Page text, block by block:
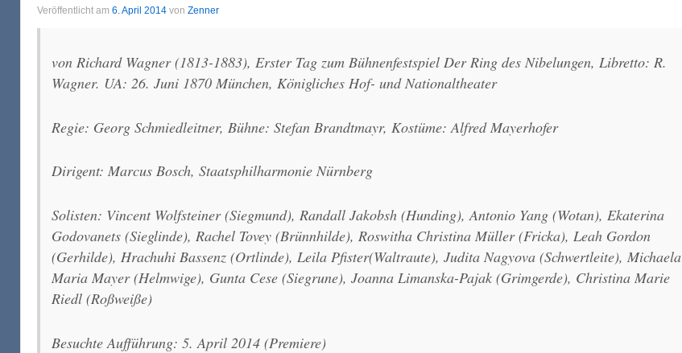
Veröffentlicht am 6. April 2014 von Zenner
von Richard Wagner (1813-1883), Erster Tag zum Bühnenfestspiel Der Ring des Nibelungen, Libretto: R.
Wagner. UA: 26. Juni 1870 München, Königliches Hof- und Nationaltheater
Regie: Georg Schmiedleitner, Bühne: Stefan Brandtmayr, Kostüme: Alfred Mayerhofer
Dirigent: Marcus Bosch, Staatsphilharmonie Nürnberg
Solisten: Vincent Wolfsteiner (Siegmund), Randall Jakobsh (Hunding), Antonio Yang (Wotan), Ekaterina
Godovanets (Sieglinde), Rachel Tovey (Brünnhilde), Roswitha Christina Müller (Fricka), Leah Gordon
(Gerhilde), Hrachuhi Bassenz (Ortlinde), Leila Pfister(Waltraute), Judita Nagyova (Schwertleite), Michaela
Maria Mayer (Helmwige), Gunta Cese (Siegrune), Joanna Limanska-Pajak (Grimgerde), Christina Marie
Riedl (Roßweiße)
Besuchte Aufführung: 5. April 2014 (Premiere)